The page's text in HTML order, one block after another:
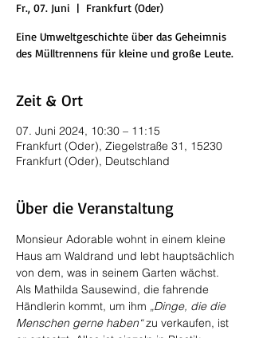
Fr., 07. Juni
  |
Frankfurt (Oder)
Eine Umweltgeschichte über das Geheimnis
des Mülltrennens für kleine und große Leute.
Zeit & Ort
07. Juni 2024, 10:30 – 11:15
Frankfurt (Oder), Ziegelstraße 31, 15230
Frankfurt (Oder), Deutschland
Über die Veranstaltung
Monsieur Adorable wohnt in einem kleine
Haus am Waldrand und lebt hauptsächlich
von dem, was in seinem Garten wächst.
Als Mathilda Sausewind, die fahrende
Händlerin kommt, um ihm „Dinge, die die
Menschen gerne haben“ zu verkaufen, ist